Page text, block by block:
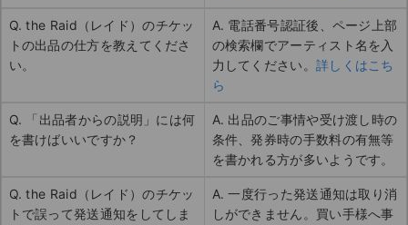
Q. the Raid（レイド）のチケッ
トの出品の仕方を教えてくださ
い。
A. 電話番号認証後、ページ上部
の検索欄でアーティスト名を入
力してください。 詳しくはこち
ら
Q. 「出品者からの説明」には何
を書けばいいですか？
A. 出品のご事情や受け渡し時の
条件、発券時の手数料の有無等
を書かれる方が多いようです。
Q. the Raid（レイド）のチケッ
トで誤って発送通知をしてしま
A. 一度行った発送通知は取り消
しができません。買い手様へ事